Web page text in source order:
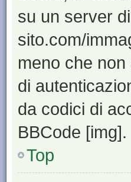
su un server
sito.com/
meno che
di
da codici di
BBCode [img].
Top